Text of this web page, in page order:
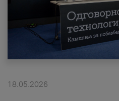
Поддршка
Надополни кредит
18.05.2026